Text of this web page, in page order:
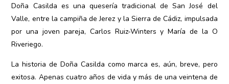
Doña Casilda es una quesería tradicional de San José del
Valle, entre la campiña de Jerez y la Sierra de Cádiz, impulsada
por una joven pareja, Carlos Ruiz-Winters y María de la O
Riveriego.
La historia de Doña Casilda como marca es, aún, breve, pero
exitosa. Apenas cuatro años de vida y más de una veintena de